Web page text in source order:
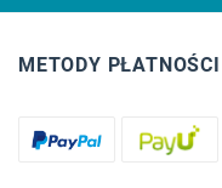
METODY PŁATNOŚCI